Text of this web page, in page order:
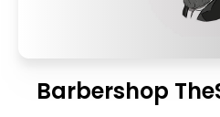
Barbershop